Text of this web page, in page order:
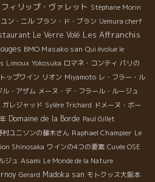
ィリップ・ヴァレット Stéphane Morin
ユン・ニル ブラン・ド・ブラン Uemura cherf
Le Verre Volé Les Affranchis
BMO Masako san Qui évolue le
Limoux Yokosuka ロマネ・コンティ パリの
ップワイン リオン Miyamoto レ・フラー・ル
ル・アザム メーヌ・デ・フラール・ルージュ
ガレジャッド Sylère Trichard ドメーヌ・ボー
Domaine de la Borde Paul Gillet
村ユニソンの藤木さん Raphael Champier Le
Shinosaka ワインの4つの要素 Cuvée OSE
ジュ Asami Le Monde de la Nature
Gerard Madoka san モトクッス大阪本